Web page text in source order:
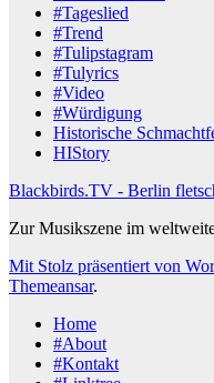
#Tageslied
#Trend
#Tulipstagram
#Tulyrics
#Video
#Würdigung
Historische
HIStory
Blackbirds.TV - Berlin
Zur Musikszene im
Mit Stolz präsentiert von
Themeansar.
Home
#About
#Kontakt